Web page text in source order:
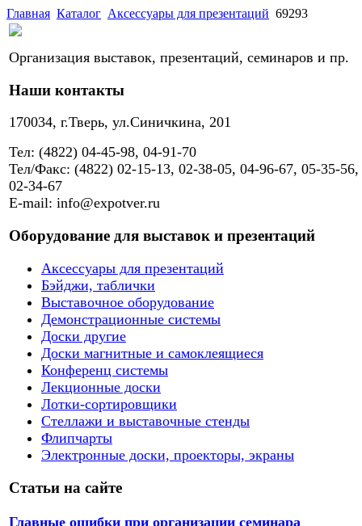
Главная Каталог Аксессуары для презентаций 69293
Организация выставок, презентаций, семинаров и пр.
Наши контакты
170034, г.Тверь, ул.Синичкина, 201
Тел: (4822) 04-45-98, 04-91-70
Тел/Факс: (4822) 02-15-13, 02-38-05, 04-96-67, 05-35-56,
02-34-67
E-mail: info@expotver.ru
Оборудование для выставок и презентаций
Аксессуары для презентаций
Бэйджи, таблички
Выставочное оборудование
Демонстрационные системы
Доски другие
Доски магнитные и самоклеящиеся
Конференц системы
Лекционные доски
Лотки-сортировщики
Стеллажи и выставочные стенды
Флипчарты
Электронные доски, проекторы, экраны
Статьи на сайте
Главные ошибки при организации семинара